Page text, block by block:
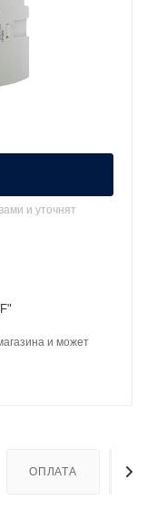
и уточнят
и может
ОПЛАТА